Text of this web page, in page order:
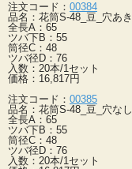
注文コード： 00384
品名：花筒S-48_豆_穴あき
全長A：65
ツバ下B：55
筒径C：48
ツバ径D：76
入数：20本/1セット
価格：16,817円
注文コード： 00385
品名：花筒S-48_豆_穴なし
全長A：65
ツバ下B：55
筒径C：48
ツバ径D：76
入数：20本/1セット